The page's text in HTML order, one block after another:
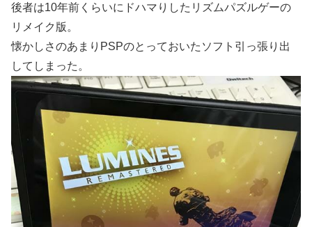
後者は10年前くらいにドハマりしたリズムパズルゲーの
リメイク版。
懐かしさのあまりPSPのとっておいたソフト引っ張り出
してしまった。